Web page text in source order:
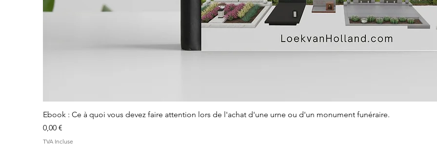
Aperçu rapide
Ebook : Ce à quoi vous devez faire attention lors de l'achat d'une urne ou d'un monument funéraire.
Prix
0,00 €
TVA Incluse